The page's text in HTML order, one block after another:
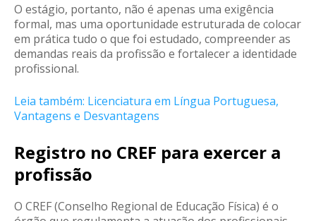
O estágio, portanto, não é apenas uma exigência
formal, mas uma oportunidade estruturada de colocar
em prática tudo o que foi estudado, compreender as
demandas reais da profissão e fortalecer a identidade
profissional.
Leia também: Licenciatura em Língua Portuguesa,
Vantagens e Desvantagens
Registro no CREF para exercer a
profissão
O CREF (Conselho Regional de Educação Física) é o